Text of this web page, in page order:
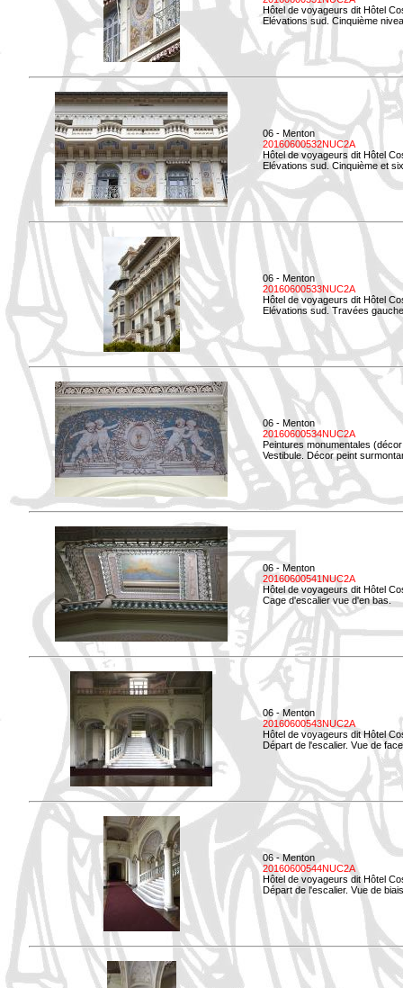
Hôtel de voyageurs dit Hôtel
Elévations sud. Cinquième
06 - Menton
20160600532NUC2A
Hôtel de voyageurs dit Hôtel
Elévations sud. Cinquième et
06 - Menton
20160600533NUC2A
Hôtel de voyageurs dit Hôtel
Elévations sud. Travées
06 - Menton
20160600534NUC2A
Peintures monumentales
Vestibule. Décor peint
06 - Menton
20160600541NUC2A
Hôtel de voyageurs dit Hôtel
Cage d'escalier vue d'en bas.
06 - Menton
20160600543NUC2A
Hôtel de voyageurs dit Hôtel
Départ de l'escalier. Vue de
06 - Menton
20160600544NUC2A
Hôtel de voyageurs dit Hôtel
Départ de l'escalier. Vue de